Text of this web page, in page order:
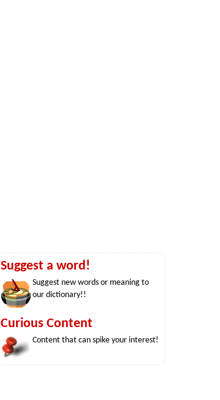
Suggest a word!
Suggest new words or meaning to
our dictionary!!
Curious Content
Content that can spike your interest!